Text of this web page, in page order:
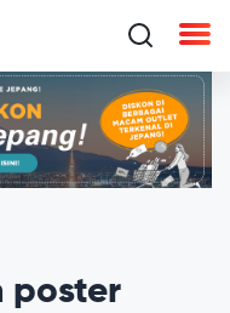
poster